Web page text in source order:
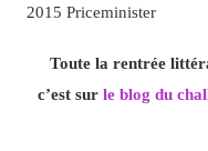
2015 Priceminister
Toute la rentrée
c’est sur le blog du